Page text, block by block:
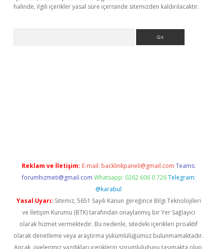
halinde, ilgili içerikler yasal süre içerisinde sitemizden kaldırılacaktır.
Reklam ve İletişim: E-mail: backlinkpaneli@gmail.com Teams:
forumhizmeti@gmail.com Whatsapp: 0262 606 0 726 Telegram:
@karabul
Yasal Uyarı: Sitemiz, 5651 Sayılı Kanun gereğince Bilgi Teknolojileri
ve İletişim Kurumu (BTK) tarafından onaylanmış bir Yer Sağlayıcı
olarak hizmet vermektedir. Bu nedenle, sitedeki içerikleri proaktif
olarak denetleme veya araştırma yükümlülüğümüz bulunmamaktadır.
Ancak, üyelerimiz yazdıkları içeriklerin sorumluluğunu taşımakta olup,